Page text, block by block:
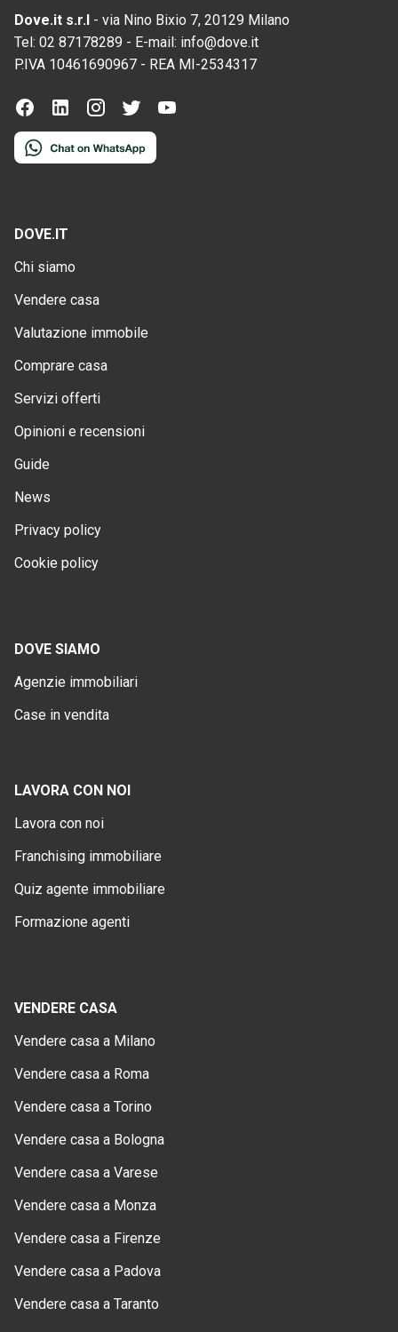
Dove.it s.r.l - via Nino Bixio 7, 20129 Milano
Tel: 02 87178289 - E-mail: info@dove.it
P.IVA 10461690967 - REA MI-2534317
DOVE.IT
Chi siamo
Vendere casa
Valutazione immobile
Comprare casa
Servizi offerti
Opinioni e recensioni
Guide
News
Privacy policy
Cookie policy
DOVE SIAMO
Agenzie immobiliari
Case in vendita
LAVORA CON NOI
Lavora con noi
Franchising immobiliare
Quiz agente immobiliare
Formazione agenti
VENDERE CASA
Vendere casa a Milano
Vendere casa a Roma
Vendere casa a Torino
Vendere casa a Bologna
Vendere casa a Varese
Vendere casa a Monza
Vendere casa a Firenze
Vendere casa a Padova
Vendere casa a Taranto